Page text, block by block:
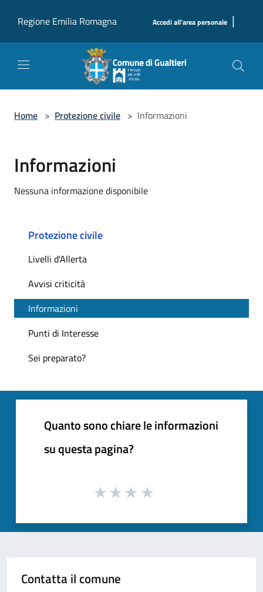
Regione Emilia Romagna
Accedi all'area personale |
Home > Protezione civile > Informazioni
Informazioni
Nessuna informazione disponibile
Protezione civile
Livelli d'Allerta
Avvisi criticità
Informazioni
Punti di Interesse
Sei preparato?
Quanto sono chiare le informazioni
su questa pagina?
Contatta il comune